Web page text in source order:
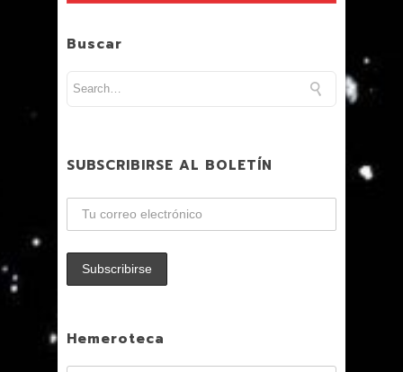
Buscar
SUBSCRIBIRSE AL BOLETÍN
Hemeroteca